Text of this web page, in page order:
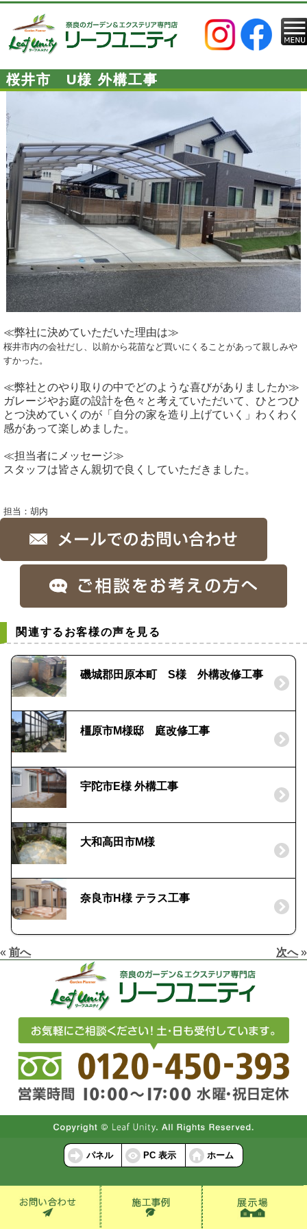
桜井市 U様 外構工事
≪弊社に決めていただいた理由は≫
桜井市内の会社だし、以前から花苗など買いにくることがあって親しみや
すかった。
≪弊社とのやり取りの中でどのような喜びがありましたか≫
ガレージやお庭の設計を色々と考えていただいて、ひとつひ
とつ決めていくのが「自分の家を造り上げていく」わくわく
感があって楽しめました。
≪担当者にメッセージ≫
スタッフは皆さん親切で良くしていただきました。
担当：胡内
関連するお客様の声を見る
磯城郡田原本町 S様 外構改修工事
橿原市M様邸 庭改修工事
宇陀市E様 外構工事
大和高田市M様
奈良市H様 テラス工事
« 前へ 次へ»
パネル PC 表示 ホーム